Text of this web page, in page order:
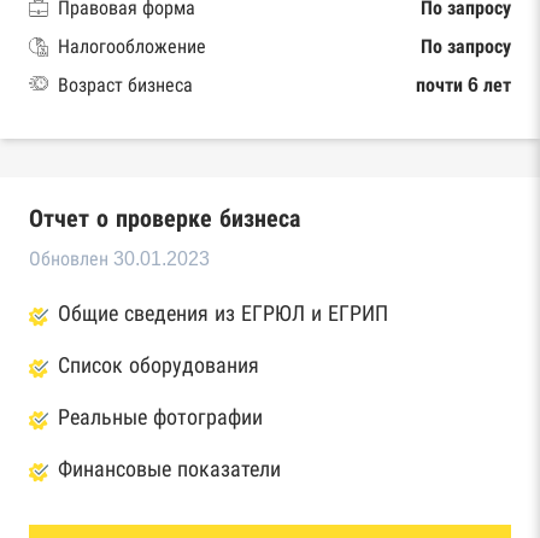
Правовая форма
По запросу
Налогообложение
По запросу
Возраст бизнеса
почти 6 лет
Отчет о проверке бизнеса
Обновлен 30.01.2023
Общие сведения из ЕГРЮЛ и ЕГРИП
Список оборудования
Реальные фотографии
Финансовые показатели